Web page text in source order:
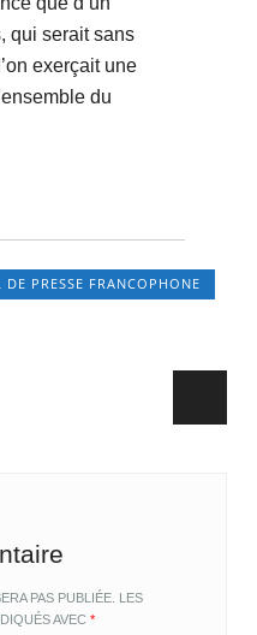
qui serait sans
exerçait une
du
PRESSE FRANCOPHONE
PAS PUBLIÉE. LES
AVEC*